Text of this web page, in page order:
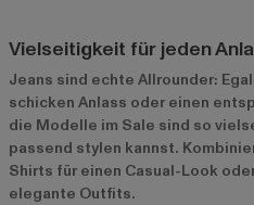
Vielseitigkeit für jeden
Jeans sind echte Allrounder:
schicken Anlass oder einen
die Modelle im Sale sind so
passend stylen kannst.
Shirts für einen Casual-Look
elegante Outfits.